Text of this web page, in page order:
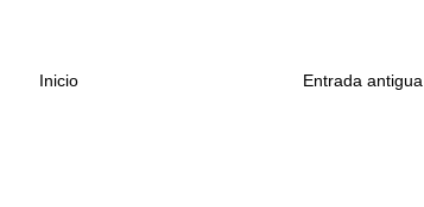
Entrada antigua
Inicio